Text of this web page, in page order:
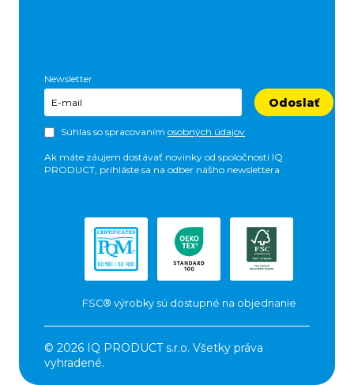
Newsletter
Odoslať
Súhlas so spracovaním osobných údajov
Ak máte záujem dostávať novinky od spoločnosti IQ
PRODUCT, prihláste sa na odber nášho newslettera
FSC® výrobky sú dostupné na objednanie
© 2026 IQ PRODUCT s.r.o. Všetky práva
vyhradené.